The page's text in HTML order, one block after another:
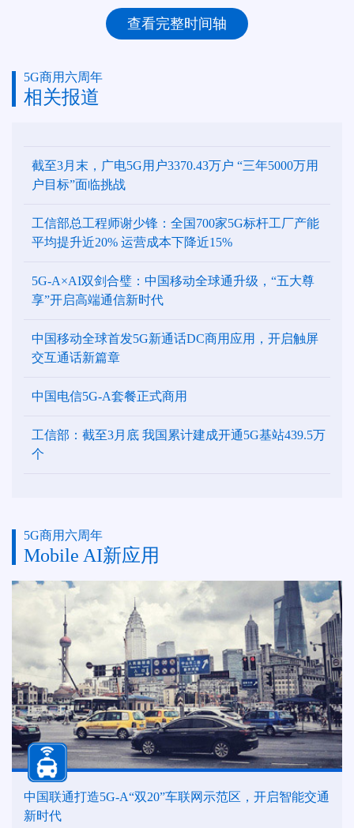
查看完整时间轴
5G商用六周年
相关报道
截至3月末，广电5G用户3370.43万户 “三年5000万用
户目标”面临挑战
工信部总工程师谢少锋：全国700家5G标杆工厂产能
平均提升近20% 运营成本下降近15%
5G-A×AI双剑合璧：中国移动全球通升级，“五大尊
享”开启高端通信新时代
中国移动全球首发5G新通话DC商用应用，开启触屏
交互通话新篇章
中国电信5G-A套餐正式商用
工信部：截至3月底 我国累计建成开通5G基站439.5万
个
5G商用六周年
Mobile AI新应用
中国联通打造5G-A“双20”车联网示范区，开启智能交通
新时代